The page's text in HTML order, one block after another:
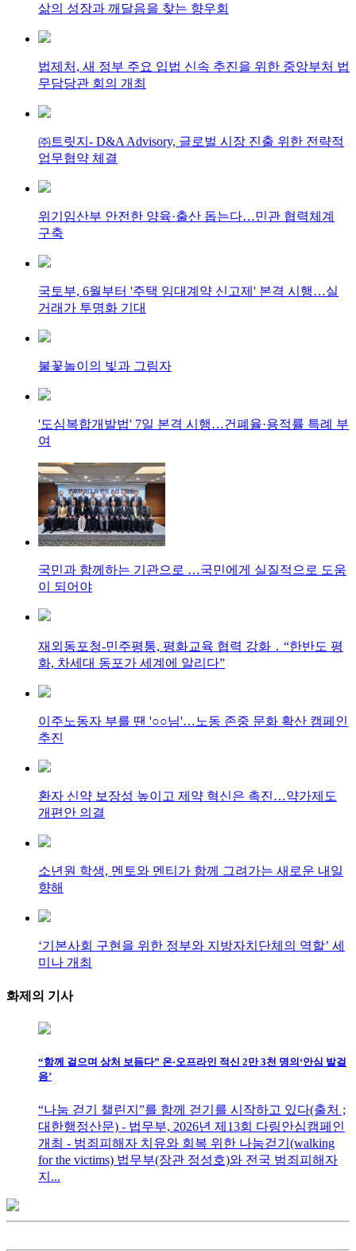
삶의 성장과 깨달음을 찾는 향우회
법제처, 새 정부 주요 입법 신속 추진을 위한 중앙부처 법
무담당관 회의 개최
㈜트릿지- D&A Advisory, 글로벌 시장 진출 위한 전략적
업무협약 체결
위기임산부 안전한 양육·출산 돕는다…민관 협력체계
구축
국토부, 6월부터 '주택 임대계약 신고제' 본격 시행…실
거래가 투명화 기대
불꽃놀이의 빛과 그림자
'도심복합개발법' 7일 본격 시행…건폐율·용적률 특례 부
여
국민과 함께하는 기관으로 …국민에게 실질적으로 도움
이 되어야
재외동포청-민주평통, 평화교육 협력 강화 ․ “한반도 평
화, 차세대 동포가 세계에 알리다”
이주노동자 부를 땐 '○○님'…노동 존중 문화 확산 캠페인
추진
환자 신약 보장성 높이고 제약 혁신은 촉진…약가제도
개편안 의결
소년원 학생, 멘토와 멘티가 함께 그려가는 새로운 내일
향해
‘기본사회 구현을 위한 정부와 지방자치단체의 역할’ 세
미나 개최
화제의 기사
“함께 걸으며 상처 보듬다” 온·오프라인 적신 2만 3천 명의‘안심 발걸
음’
“나눔 걷기 챌린지”를 함께 걷기를 시작하고 있다(출처 ;
대한행정산문) - 법무부, 2026년 제13회 다링안심캠페인
개최 - 범죄피해자 치유와 회복 위한 나눔걷기(walking
for the victims) 법무부(장관 정성호)와 전국 범죄피해자
지...